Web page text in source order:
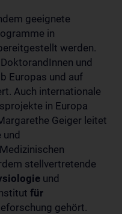
geeignete
in
werden.
und
Europas und auf
Auch internationale
in Europa
Geiger leitet
stellvertretende
und
für
gehört.